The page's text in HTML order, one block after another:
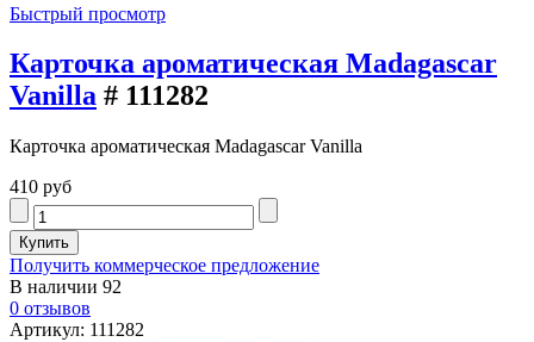
Быстрый просмотр
Карточка ароматическая Madagascar
Vanilla # 111282
Карточка ароматическая Madagascar Vanilla
410 руб
Получить коммерческое предложение
В наличии 92
0 отзывов
Артикул: 111282